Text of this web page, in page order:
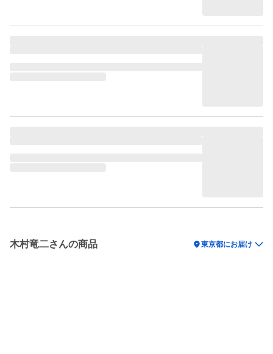
木村竜二さんの商品 location_on東京都にお届け